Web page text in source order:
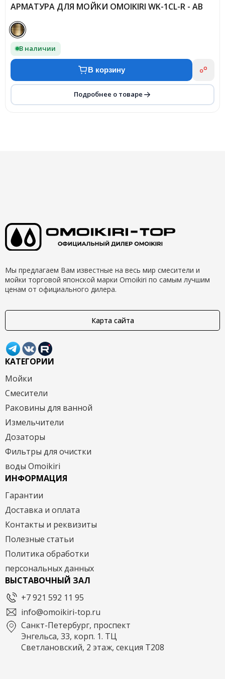
АРМАТУРА ДЛЯ МОЙКИ OMOIKIRI WK-1CL-R - AB
В наличии
В корзину
Подробнее о товаре
Мы предлагаем Вам известные на весь мир смесители и
мойки торговой японской марки Omoikiri по самым лучшим
ценам от официального дилера.
Карта сайта
КАТЕГОРИИ
Мойки
Смесители
Раковины для ванной
Измельчители
Дозаторы
Фильтры для очистки
воды Omoikiri
ИНФОРМАЦИЯ
Гарантии
Доставка и оплата
Контакты и реквизиты
Полезные статьи
Политика обработки
персональных данных
ВЫСТАВОЧНЫЙ ЗАЛ
+7 921 592 11 95
info@omoikiri-top.ru
Санкт-Петербург, проспект
Энгельса, 33, корп. 1. ТЦ
Светлановский, 2 этаж, секция Т208